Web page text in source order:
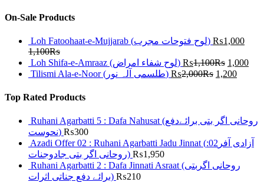
On-Sale Products
Loh Fatoohaat-e-Mujjarab (لوح فتوحات مجرب) ₨1,000
₨
1,100
Loh Shifa-e-Amraaz (لوح شفاء امراض) ₨ 1,000
₨
1,100
Tilismi Ala-e-Noor (طلسمی آلہ نور) ₨ 1,200
₨
2,000
Top Rated Products
Ruhani Agarbatti 5 : Dafa Nahusat (روحانی اگر بتی برائےدفع
نحوست) ₨300
Azadi Offer 02 : Ruhani Agarbatti Jadu Jinnat (آزادی آفر02:
روحانی اگر بتی جادوجنات) ₨1,950
Ruhani Agarbatti 2 : Dafa Jinnati Asraat (روحانی اگربتی
برائے دفع جناتی اثرات) ₨210